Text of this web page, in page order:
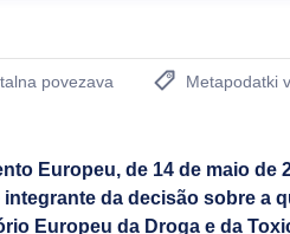
povezava
Metapodatki
Europeu, de 14 de maio de
da decisão sobre a
Europeu da Droga e da